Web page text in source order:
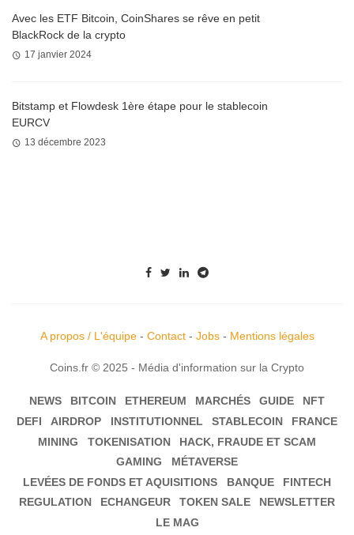
Avec les ETF Bitcoin, CoinShares se rêve en petit
BlackRock de la crypto
17 janvier 2024
Bitstamp et Flowdesk 1ère étape pour le stablecoin
EURCV
13 décembre 2023
A propos / L'équipe- Contact- Jobs- Mentions légales
Coins.fr © 2025 - Média d'information sur la Crypto
NEWS BITCOIN ETHEREUM MARCHÉS GUIDE
NFT
DEFI
AIRDROP INSTITUTIONNEL STABLECOIN
FRANCE
MINING
TOKENISATION
HACK, FRAUDE ET SCAM
GAMING
MÉTAVERSE
LEVÉES DE FONDS ET AQUISITIONS
BANQUE
FINTECH
REGULATION
ECHANGEUR TOKEN SALE
NEWSLETTER
LE MAG